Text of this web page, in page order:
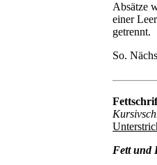
Absätze
einer
getrennt.
So.
Fett und